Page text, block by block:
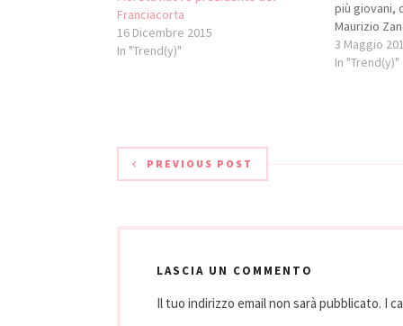
Franciacorta
16 Dicembre 2015
In "Trend(y)"
più giovani,
Maurizio
Brescianini
3 Maggio
In "Trend(y)"
PREVIOUS POST
LASCIA UN COMMENTO
Il tuo indirizzo email non sarà pubblicato. I